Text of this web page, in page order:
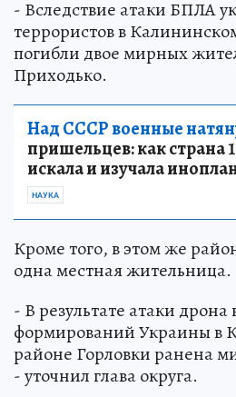
- Вследствие атаки БПЛА
террористов в
погибли двое мирных
Приходько.
Над СССР военные
пришельцев: как страна
искала и изучала
НАУКА
Кроме того, в этом же
одна местная жительница.
- В результате атаки
формирований Украины в
районе Горловки ранена
- уточнил глава округа.